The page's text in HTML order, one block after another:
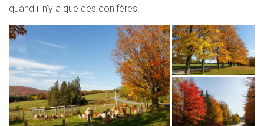
quand il n’y a que des conifères.